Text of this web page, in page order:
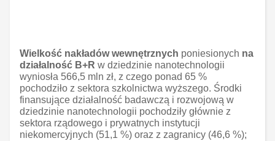
Wielkość nakładów wewnętrznych poniesionych na
działalność B+R w dziedzinie nanotechnologii
wyniosła 566,5 mln zł, z czego ponad 65 %
pochodziło z sektora szkolnictwa wyższego. Środki
finansujące działalność badawczą i rozwojową w
dziedzinie nanotechnologii pochodziły głównie z
sektora rządowego i prywatnych instytucji
niekomercyjnych (51,1 %) oraz z zagranicy (46,6 %);